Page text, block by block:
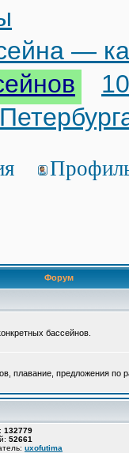
—
Форум
бассейнов.
плавание, предложения по
132779
52661
uxofutima